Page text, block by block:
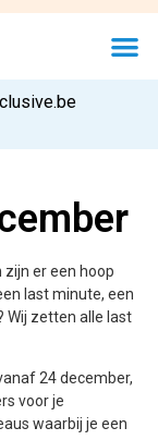
zijn er een hoop
last minute, een
Wij zetten alle last
24 december,
voor je
waarbij je een